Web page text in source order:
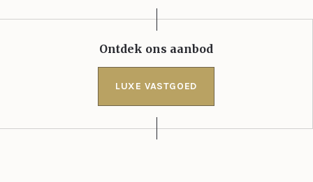
Ontdek ons aanbod
LUXE VASTGOED